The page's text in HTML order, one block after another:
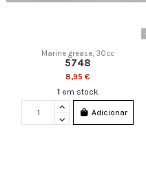
Marine grease, 30cc
5748
8,95 €
1 em stock
Adicionar